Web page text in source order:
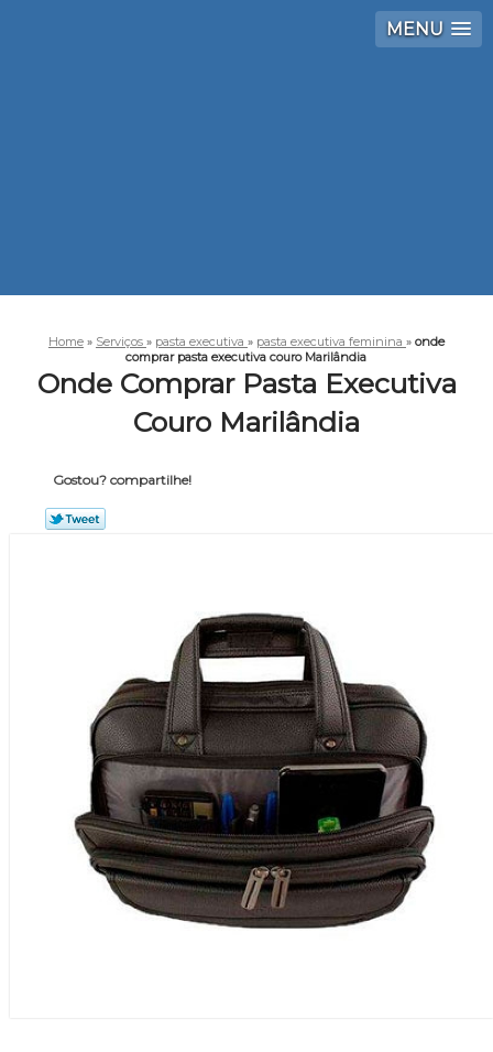
MENU
Home » Serviços » pasta executiva » pasta executiva feminina » onde
comprar pasta executiva couro Marilândia
Onde Comprar Pasta Executiva
Couro Marilândia
Gostou? compartilhe!